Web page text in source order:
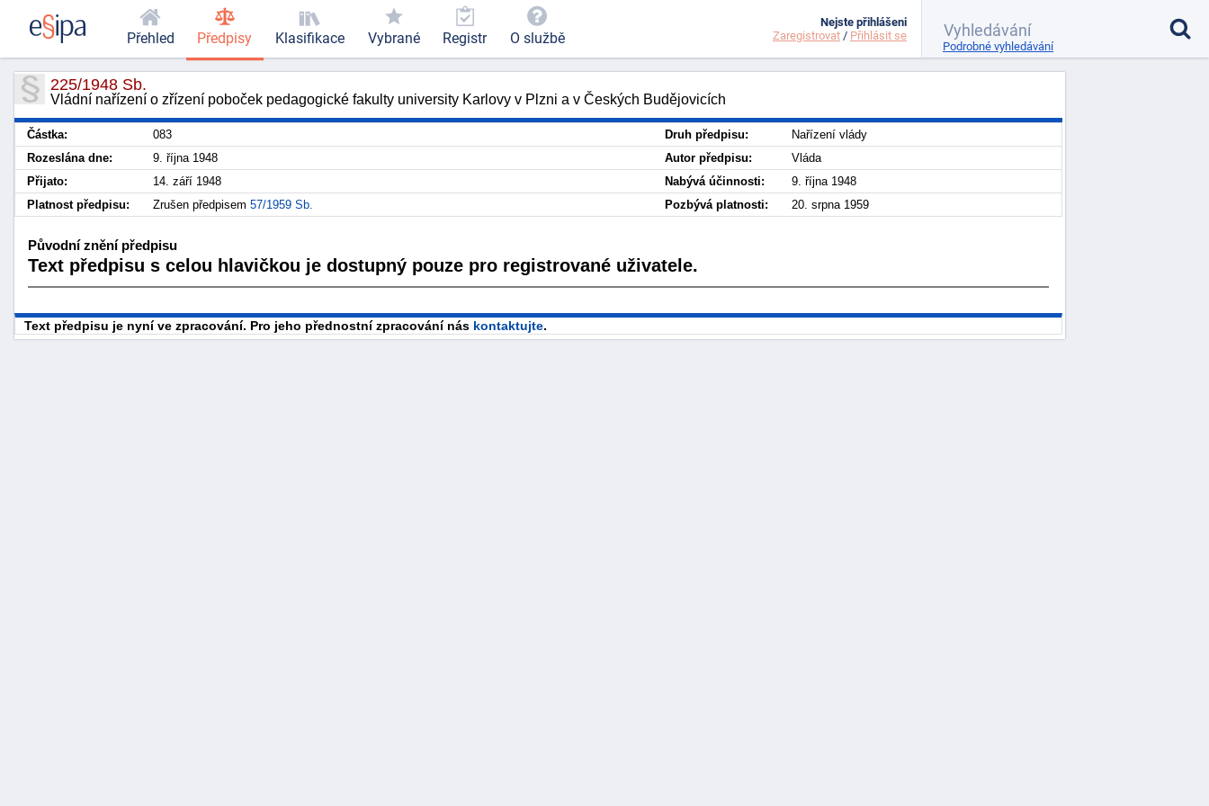
225/1948 Sb.
Vládní nařízení o zřízení poboček pedagogické fakulty university Karlovy v Plzni a v Českých Budějovicích
Částka: 083 Druh předpisu:
Nařízení vlády
Rozeslána dne:
9. října 1948 Autor předpisu:
Vláda
Přijato:
14. září 1948 Nabývá účinnosti:
9. října 1948
Platnost předpisu:
Zrušen předpisem 57/1959 Sb. Pozbývá platnosti: 20. srpna 1959
Původní znění předpisu
Text předpisu s celou hlavičkou je dostupný pouze pro registrované uživatele.
Text předpisu je nyní ve zpracování. Pro jeho přednostní zpracování nás kontaktujte.
Přehled Předpisy Klasifikace Vybrané Registr O službě
Nejste přihlášeni
Zaregistrovat / Přihlásit se
Podrobné vyhledávání